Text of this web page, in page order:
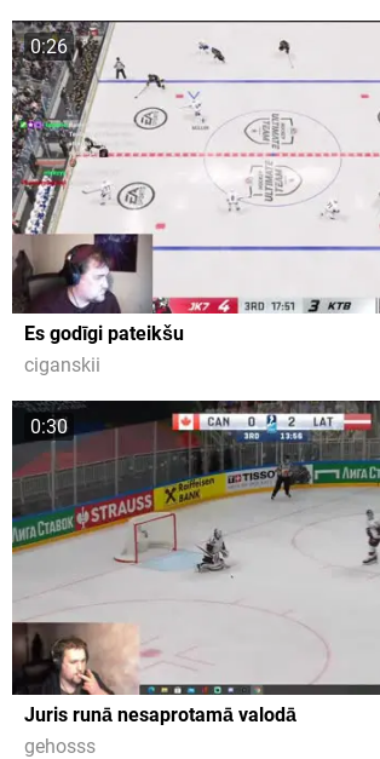
0:26
Es godīgi pateikšu
ciganskii
0:30
Juris runā nesaprotamā valodā
gehosss